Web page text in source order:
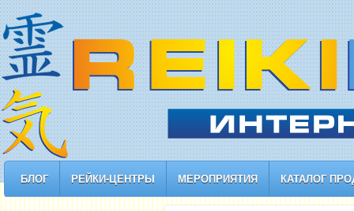
БЛОГ РЕЙКИ-ЦЕНТРЫ МЕРОПРИЯТИЯ КАТАЛОГ